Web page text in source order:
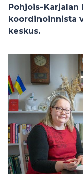
Pohjois-Karjalan
koordinoinnista
keskus.